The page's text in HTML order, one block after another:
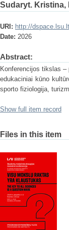
Sudaryt. Kristina,
URI: http://
Date: 2026
Abstract:
Konferencijos tikslas
edukaciniai kūno
sporto fiziologija,
Show full item record
Files in this item